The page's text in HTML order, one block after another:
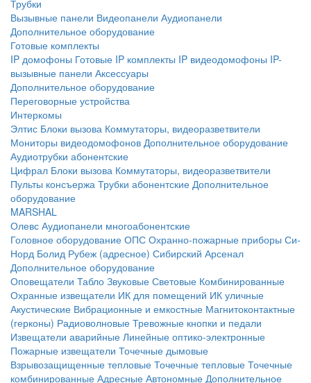
Трубки
Вызывные панели Видеопанели Аудиопанели
Дополнительное оборудование
Готовые комплекты
IP домофоны Готовые IP комплекты IP видеодомофоны IP-
вызывные панели Аксессуары
Дополнительное оборудование
Переговорные устройства
Интеркомы
Элтис Блоки вызова Коммутаторы, видеоразветвители
Мониторы видеодомофонов Дополнительное оборудование
Аудиотрубки абонентские
Цифрал Блоки вызова Коммутаторы, видеоразветвители
Пульты консъержа Трубки абонентские Дополнительное
оборудование
MARSHAL
Олевс Аудиопанели многоабонентские
Головное оборудование ОПС Охранно-пожарные приборы Си-
Норд Болид Рубеж (адресное) Сибирский Арсенал
Дополнительное оборудование
Оповещатели Табло Звуковые Световые Комбинированные
Охранные извещатели ИК для помещений ИК уличные
Акустические Вибрационные и емкостные Магнитоконтактные
(герконы) Радиоволновые Тревожные кнопки и педали
Извещатели аварийные Линейные оптико-электронные
Пожарные извещатели Точечные дымовые
Взрывозащищенные тепловые Точечные тепловые Точечные
комбинированные Адресные Автономные Дополнительное